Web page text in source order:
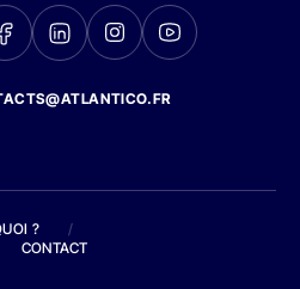
?
/
CONTACT